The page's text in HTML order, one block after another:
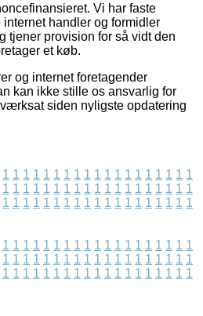
Vi har faste
handler og formidler
tjener provision for så vidt den
et køb.
og internet foretagender
kan ikke stille os ansvarlig for
siden nyligste opdatering
1 1 1 1 1 1 1 1 1 1 1 1 1 1 1 1 1 1 1
1 1 1 1 1 1 1 1 1 1 1 1 1 1 1 1 1 1 1
1 1 1 1 1 1 1 1 1 1 1 1 1 1 1 1 1 1 1
1 1 1 1 1 1 1 1 1 1 1 1 1 1 1 1 1 1 1
1 1 1 1 1 1 1 1 1 1 1 1 1 1 1 1 1 1 1
1 1 1 1 1 1 1 1 1 1 1 1 1 1 1 1 1 1 1